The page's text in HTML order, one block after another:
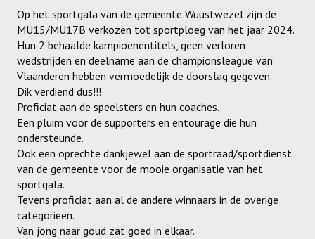
Op het sportgala van de gemeente Wuustwezel zijn de
MU15/MU17B verkozen tot sportploeg van het jaar 2024.
Hun 2 behaalde kampioenentitels, geen verloren
wedstrijden en deelname aan de championsleague van
Vlaanderen hebben vermoedelijk de doorslag gegeven.
Dik verdiend dus!!!
Proficiat aan de speelsters en hun coaches.
Een pluim voor de supporters en entourage die hun
ondersteunde.
Ook een oprechte dankjewel aan de sportraad/sportdienst
van de gemeente voor de mooie organisatie van het
sportgala.
Tevens proficiat aan al de andere winnaars in de overige
categorieën.
Van jong naar goud zat goed in elkaar.